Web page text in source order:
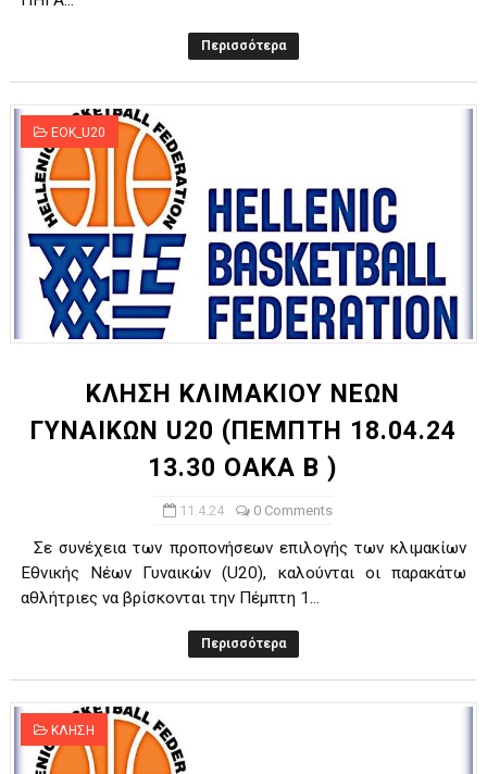
Περισσότερα
EOK_U20
ΚΛΗΣΗ ΚΛΙΜΑΚΙΟΥ ΝΕΩΝ
ΓΥΝΑΙΚΩΝ U20 (ΠΕΜΠΤΗ 18.04.24
13.30 ΟΑΚΑ Β )
11.4.24 0 Comments
Σε συνέχεια των προπονήσεων επιλογής των κλιμακίων
Εθνικής Νέων Γυναικών (U20), καλούνται οι παρακάτω
αθλήτριες να βρίσκονται την Πέμπτη 1...
Περισσότερα
ΚΛΗΣΗ